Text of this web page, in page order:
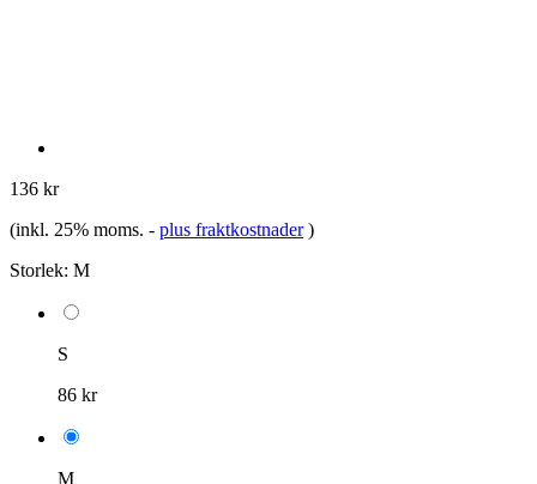
136 kr
(inkl. 25% moms. - plus fraktkostnader )
Storlek: M
S
86 kr
M